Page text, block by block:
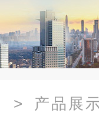
> 产品展